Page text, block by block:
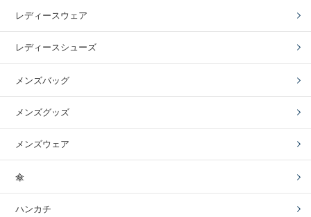
レディースウェア
レディースシューズ
メンズバッグ
メンズグッズ
メンズウェア
傘
ハンカチ